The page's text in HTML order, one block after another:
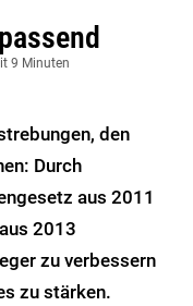
9 Minuten
den
Durch
aus 2011
2013
zu verbessern
zu stärken.